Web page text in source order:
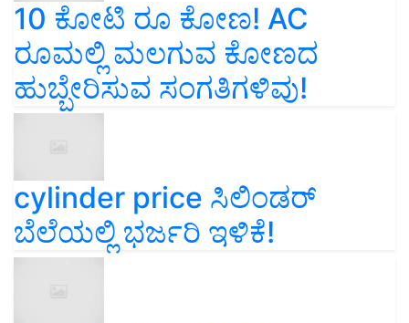
10 ಕೋಟಿ ರೂ ಕೋಣ! AC
ರೂಮಲ್ಲಿ ಮಲಗುವ ಕೋಣದ
ಹುಬ್ಬೇರಿಸುವ ಸಂಗತಿಗಳಿವು!
cylinder price ಸಿಲಿಂಡರ್‌
ಬೆಲೆಯಲ್ಲಿ ಭರ್ಜರಿ ಇಳಿಕೆ!